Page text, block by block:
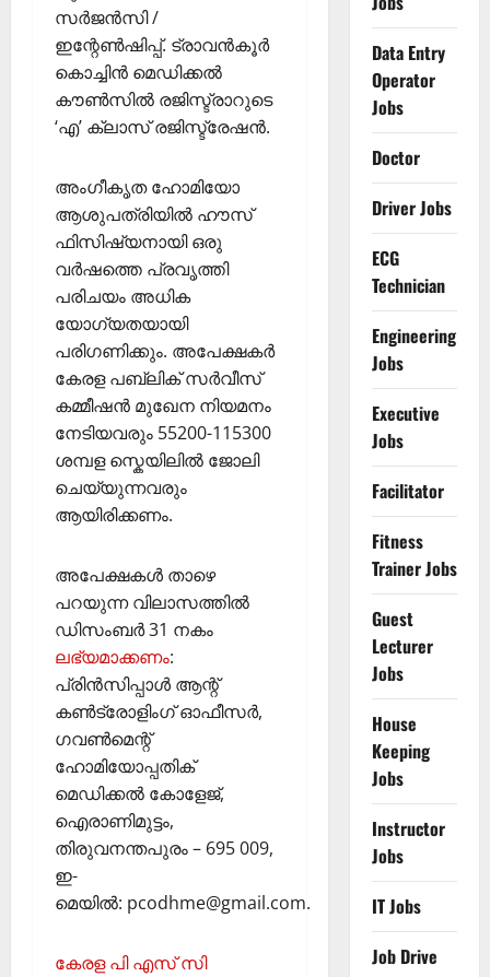
സർജൻസി /
ഇന്റേൺഷിപ്പ്. ട്രാവൻകൂർ
കൊച്ചിൻ മെഡിക്കൽ
കൗൺസിൽ രജിസ്ട്രാറുടെ
‘എ’ ക്ലാസ് രജിസ്ട്രേഷൻ.
അംഗീകൃത ഹോമിയോ
ആശുപത്രിയിൽ ഹൗസ്
ഫിസിഷ്യനായി ഒരു
വർഷത്തെ പ്രവൃത്തി
പരിചയം അധിക
യോഗ്യതയായി
പരിഗണിക്കും. അപേക്ഷകർ
കേരള പബ്ലിക് സർവീസ്
കമ്മീഷൻ മുഖേന നിയമനം
നേടിയവരും 55200-115300
ശമ്പള സ്കെയിലിൽ ജോലി
ചെയ്യുന്നവരും
ആയിരിക്കണം.
അപേക്ഷകൾ താഴെ
പറയുന്ന വിലാസത്തിൽ
ഡിസംബർ 31 നകം
ലഭ്യമാക്കണം:
പ്രിൻസിപ്പാൾ ആന്റ്
കൺട്രോളിംഗ് ഓഫീസർ,
ഗവൺമെന്റ്
ഹോമിയോപ്പതിക്
മെഡിക്കൽ കോളേജ്,
ഐരാണിമുട്ടം,
തിരുവനന്തപുരം – 695 009,
ഇ-
മെയിൽ: pcodhme@gmail.com.
കേരള പി എസ് സി
Data Entry
Operator
Jobs
Doctor
Driver Jobs
ECG
Technician
Engineering
Jobs
Executive
Jobs
Facilitator
Fitness
Trainer Jobs
Guest
Lecturer
Jobs
House
Keeping
Jobs
Instructor
Jobs
IT Jobs
Job Drive